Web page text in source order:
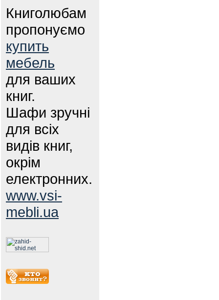
Книголюбам
пропонуємо
купить
мебель
для ваших
книг.
Шафи зручні
для всіх
видів книг,
окрім
електронних.
www.vsi-
mebli.ua